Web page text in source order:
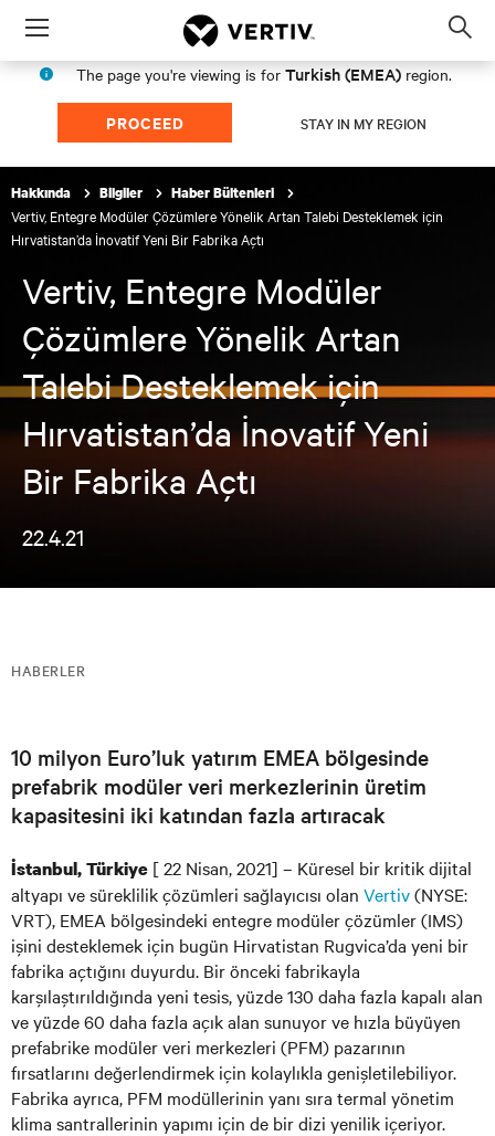
Menu
The page you're viewing is for Turkish (EMEA) region.
PROCEED STAY IN MY REGION
Hakkında Bilgiler Haber Bültenleri
Vertiv, Entegre Modüler Çözümlere Yönelik Artan Talebi Desteklemek için
Hırvatistan’da İnovatif Yeni Bir Fabrika Açtı
Vertiv, Entegre Modüler
Çözümlere Yönelik Artan
Talebi Desteklemek için
Hırvatistan’da İnovatif Yeni
Bir Fabrika Açtı
22.4.21
HABERLER
10 milyon Euro’luk yatırım EMEA bölgesinde
prefabrik modüler veri merkezlerinin üretim
kapasitesini iki katından fazla artıracak
İstanbul, Türkiye [ 22 Nisan, 2021] – Küresel bir kritik dijital
altyapı ve süreklilik çözümleri sağlayıcısı olan Vertiv(NYSE:
VRT), EMEA bölgesindeki entegre modüler çözümler (IMS)
işini desteklemek için bugün Hirvatistan Rugvica’da yeni bir
fabrika açtığını duyurdu. Bir önceki fabrikayla
karşılaştırıldığında yeni tesis, yüzde 130 daha fazla kapalı alan
ve yüzde 60 daha fazla açık alan sunuyor ve hızla büyüyen
prefabrike modüler veri merkezleri (PFM) pazarının
fırsatlarını değerlendirmek için kolaylıkla genişletilebiliyor.
Fabrika ayrıca, PFM modüllerinin yanı sıra termal yönetim
klima santrallerinin yapımı için de bir dizi yenilik içeriyor.